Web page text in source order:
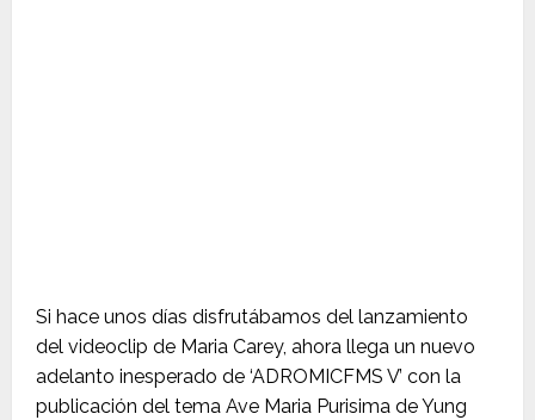
Si hace unos días disfrutábamos del lanzamiento
del videoclip de Maria Carey, ahora llega un nuevo
adelanto inesperado de ‘ADROMICFMS V’ con la
publicación del tema Ave Maria Purisima de Yung